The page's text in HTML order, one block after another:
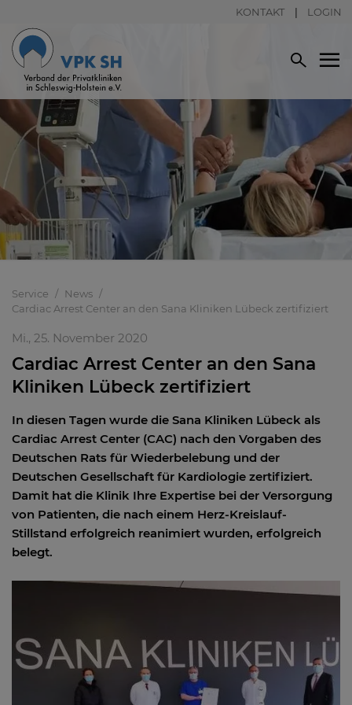
KONTAKT LOGIN
Service
News
Cardiac Arrest Center an den Sana Kliniken Lübeck zertifiziert
Mi., 25. November 2020
Cardiac Arrest Center an den Sana
Kliniken Lübeck zertifiziert
In diesen Tagen wurde die Sana Kliniken Lübeck als
Cardiac Arrest Center (CAC) nach den Vorgaben des
Deutschen Rats für Wiederbelebung und der
Deutschen Gesellschaft für Kardiologie zertifiziert.
Damit hat die Klinik Ihre Expertise bei der Versorgung
von Patienten, die nach einem Herz-Kreislauf-
Stillstand erfolgreich reanimiert wurden, erfolgreich
belegt.